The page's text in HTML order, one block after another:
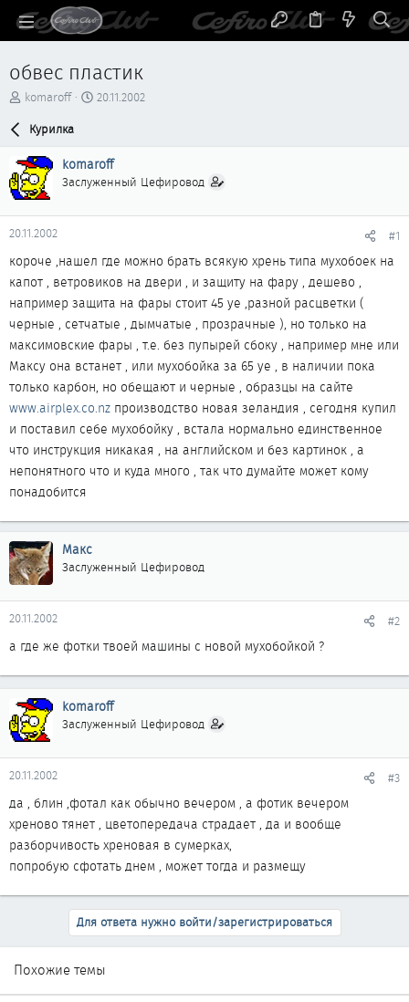
обвес пластик
А
р
т
е
м
ы
komaroff
Д
н
а
а
20.11.2002
Курилка
komaroff
Заслуженный Цефировод
20.11.2002 #1
короче ,нашел где можно брать всякую хрень типа мухобоек на
капот , ветровиков на двери , и защиту на фару , дешево ,
например защита на фары стоит 45 уе ,разной расцветки (
черные , сетчатые , дымчатые , прозрачные ), но только на
максимовские фары , т.е. без пупырей сбоку , например мне или
Максу она встанет , или мухобойка за 65 уе , в наличии пока
только карбон, но обещают и черные , образцы на сайте
www.airplex.co.nz производство новая зеландия , сегодня купил
и поставил себе мухобойку , встала нормально единственное
что инструкция никакая , на английском и без картинок , а
непонятного что и куда много , так что думайте может кому
понадобится
Макс
Заслуженный Цефировод
20.11.2002 #2
а где же фотки твоей машины с новой мухобойкой ?
komaroff
Заслуженный Цефировод
20.11.2002 #3
да , блин ,фотал как обычно вечером , а фотик вечером
хреново тянет , цветопередача страдает , да и вообще
разборчивость хреновая в сумерках,
попробую сфотать днем , может тогда и размещу
Для ответа нужно войти/зарегистрироваться
Похожие темы